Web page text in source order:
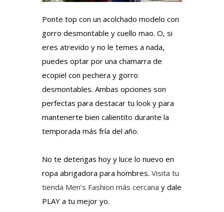
Ponte top con un acolchado modelo con
gorro desmontable y cuello mao. O, si
eres atrevido y no le temes a nada,
puedes optar por una chamarra de
ecopiel con pechera y gorro
desmontables. Ambas opciones son
perfectas para destacar tu look y para
mantenerte bien calientito durante la
temporada más fría del año.
No te detengas hoy y luce lo nuevo en
ropa abrigadora para hombres. Visita tu
tienda Men’s Fashion más cercana y dale
PLAY a tu mejor yo.